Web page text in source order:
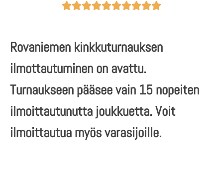

Rovaniemen kinkkuturnauksen
ilmottautuminen on avattu.
Turnaukseen pääsee vain 15 nopeiten
ilmoittautunutta joukkuetta. Voit
ilmoittautua myös varasijoille.